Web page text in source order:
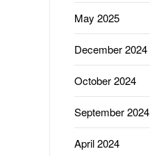
May 2025
December 2024
October 2024
September 2024
April 2024